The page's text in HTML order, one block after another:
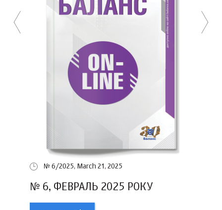
№ 6/2025, March 21, 2025
№ 6, ФЕВРАЛЬ 2025 РОКУ